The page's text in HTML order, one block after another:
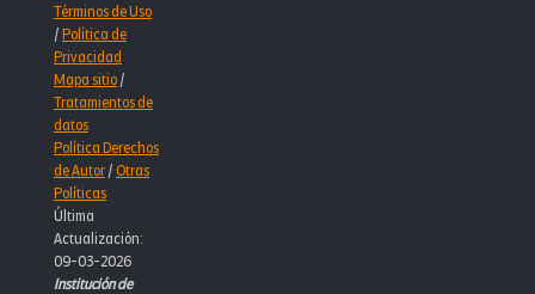
Términos de Uso
/Política de
Privacidad
Mapa sitio/
Tratamientos de
datos
Política Derechos
de Autor/Otras
Políticas
Última
Actualización:
09-03-2026
Institución de